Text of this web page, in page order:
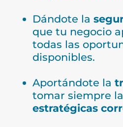
Dándote la
que tu negocio
todas las
disponibles.
Aportándote la
tomar siempre
estratégicas